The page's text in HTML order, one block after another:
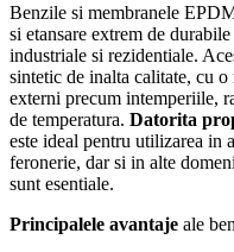
Benzile si membranele
si etansare extrem de
industriale si rezidentiale.
sintetic de inalta calitate, cu
externi precum intemperiile,
de temperatura. Datorita
este ideal pentru utilizarea in
feronerie, dar si in alte
sunt esentiale.
Principalele avantaje ale